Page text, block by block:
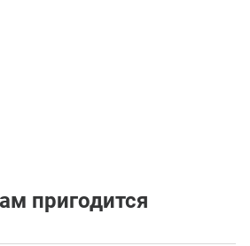
пригодится